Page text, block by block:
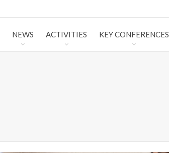
NEWS ACTIVITIES KEY CONFERENCES